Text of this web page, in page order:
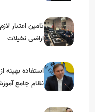
تامین اعتبار
اراضی نخیلات
استفاده
نظام جامع